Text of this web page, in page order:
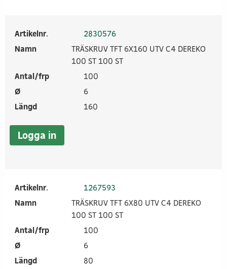
Artikelnr.
2830576
Namn
TRÄSKRUV TFT 6X160 UTV C4 DEREKO
100 ST 100 ST
Antal/frp
100
Ø
6
Längd
160
Logga in
Artikelnr.
1267593
Namn
TRÄSKRUV TFT 6X80 UTV C4 DEREKO
100 ST 100 ST
Antal/frp
100
Ø
6
Längd
80